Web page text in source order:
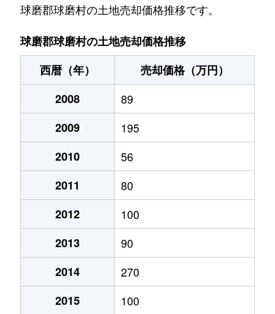
球磨郡球磨村の土地売却価格推移です。
球磨郡球磨村の土地売却価格推移
西暦（年）
売却価格（万円）
2008
89
2009
195
2010
56
2011
80
2012
100
2013
90
2014
270
2015
100